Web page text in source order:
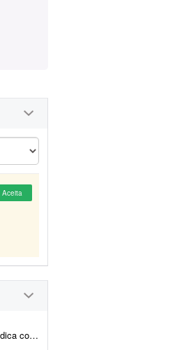
Aceita
e elabor...